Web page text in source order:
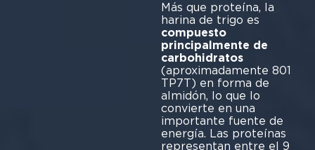
Más que proteína, la
harina de trigo es
compuesto
principalmente de
carbohidratos
(aproximadamente 801
TP7T) en forma de
almidón, lo que lo
convierte en una
importante fuente de
energía. Las proteínas
representan entre el 9